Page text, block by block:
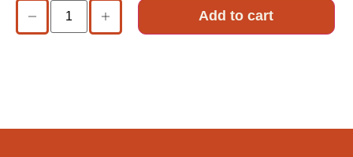
Add to cart